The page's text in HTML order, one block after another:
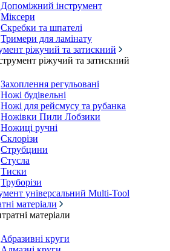
Допоміжний інструмент
Міксери
Скребки та шпателі
Тримери для ламінату
ріжучий та затискний
ріжучий та затискний
Захоплення регульовані
Ножі будівельні
Ножі для рейсмусу та рубанка
Ножівки Пили Лобзики
Ножиці ручні
Склорізи
Струбцини
Стусла
Тиски
Труборізи
універсальний Multi-Tool
матеріали
матеріали
Абразивні круги